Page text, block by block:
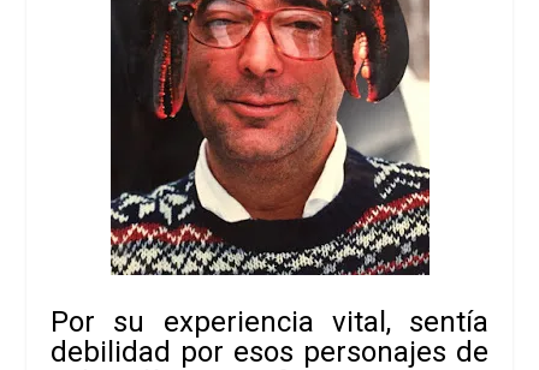
Por su experiencia vital, sentía
debilidad por esos personajes de